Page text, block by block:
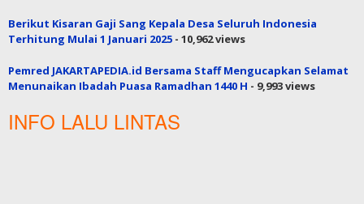
Berikut Kisaran Gaji Sang Kepala Desa Seluruh Indonesia
Terhitung Mulai 1 Januari 2025 - 10,962 views
Pemred JAKARTAPEDIA.id Bersama Staff Mengucapkan Selamat
Menunaikan Ibadah Puasa Ramadhan 1440 H - 9,993 views
INFO LALU LINTAS